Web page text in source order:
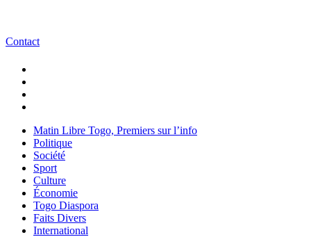
Contact
Matin Libre Togo, Premiers sur l’info
Politique
Société
Sport
Culture
Économie
Togo Diaspora
Faits Divers
International